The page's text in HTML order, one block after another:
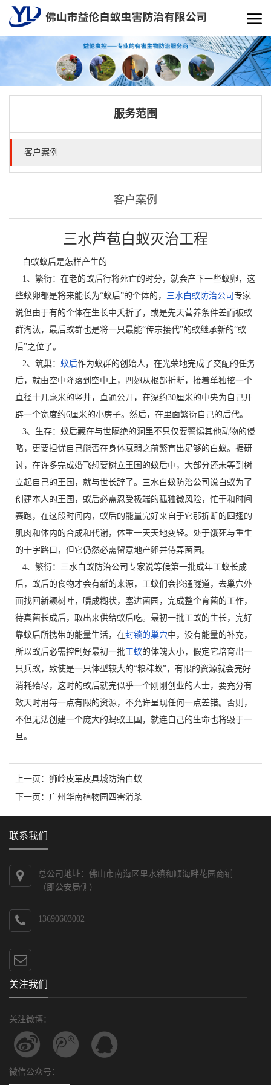
服务范围
客户案例
客户案例
三水芦苞白蚁灭治工程
白蚁蚁后是怎样产生的
1、繁衍：在老的蚁后行将死亡的时分，就会产下一些蚁卵，这
些蚁卵都是将来能长为“蚁后”的个体的， 三水白蚁防治公司专家
说但由于有的个体在生长中夭折了，或是先天营养条件差而被蚁
群淘汰，最后蚁群也是将一只最能“传宗接代”的蚁继承新的“蚁
后”之位了。
2、筑巢： 蚁后作为蚁群的创始人，在光荣地完成了交配的任务
后，就由空中降落到空中上，四翅从根部折断，接着单独挖一个
直径十几毫米的竖井，直通公开，在深约30厘米的中央为自己开
辟一个宽度约6厘米的小房子。然后，在里面繁衍自己的后代。
3、生存：蚁后藏在与世隔绝的洞里不只仅要警惕其他动物的侵
略，更要担忧自己能否在身体衰弱之前繁育出足够的白蚁。据研
讨，在许多完成婚飞想要树立王国的蚁后中，大部分还未等到树
立起自己的王国，就与世长辞了。三水白蚁防治公司说白蚁为了
创建本人的王国，蚁后必需忍受极端的孤独微风险，忙于和时间
赛跑，在这段时间内，蚁后的能量完好来自于它那折断的四翅的
肌肉和体内的合成和代谢，体重一天天地变轻。处于饿死与重生
的十字路口，但它仍然必需留意地产卵并侍弄菌园。
4、繁衍：三水白蚁防治公司专家说等候第一批成年工蚁长成
后，蚁后的食物才会有新的来源，工蚁们会挖通隧道，去巢穴外
面找回新颖树叶，嚼成糊状，塞进菌园，完成整个育菌的工作，
待真菌长成后，取出来供给蚁后吃。最初一批工蚁的生长，完好
靠蚁后所携带的能量生活，在封锁的巢穴中，没有能量的补充，
所以蚁后必需控制好最初一批工蚁的体魄大小，假定它培育出一
只兵蚁，致使是一只体型较大的“粮秣蚁”，有限的资源就会完好
消耗殆尽，这时的蚁后就完似乎一个刚刚创业的人士，要充分有
效天时用每一点有限的资源，不允许呈现任何一点差错。否则，
不但无法创建一个庞大的蚂蚁王国，就连自己的生命也将毁于一
旦。
上一页： 狮岭皮革皮具城防治白蚁
下一页： 广州华南植物园四害消杀
联系我们
总公司地址：佛山市南海区里水镇和顺海畔花园商铺
（即公安局侧）
13690603002
关注我们
关注微博：
微信公众号：